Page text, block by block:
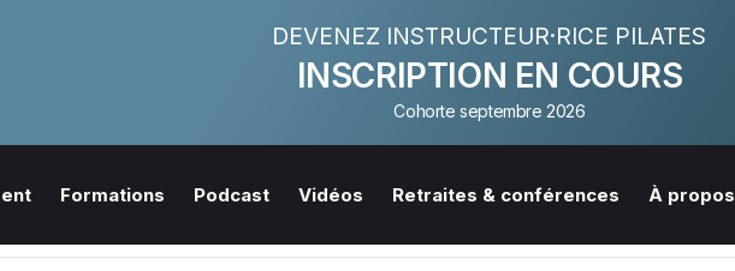
DEVENEZ INSTRUCTEUR·RICE PILATES
INSCRIPTION EN COURS
Cohorte septembre 2026
Formations Podcast Vidéos Retraites & conférences À propos